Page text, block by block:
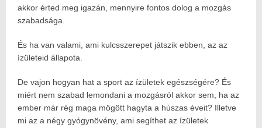
akkor érted meg igazán, mennyire fontos dolog a mozgás
szabadsága.
És ha van valami, ami kulcsszerepet játszik ebben, az az
ízületeid állapota.
De vajon hogyan hat a sport az ízületek egészségére? És
miért nem szabad lemondani a mozgásról akkor sem, ha az
ember már rég maga mögött hagyta a húszas éveit? Illetve
mi az a négy gyógynövény, ami segíthet az ízületek